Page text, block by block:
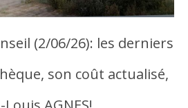
(2/06/26): les derniers
son coût actualisé,